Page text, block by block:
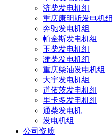
济柴发电机组
重庆康明斯发电机组
奔驰发电机组
帕金斯发电机组
玉柴发电机组
潍柴发电机组
重庆柴油发电机组
大宇发电机组
道依茨发电机组
里卡多发电机组
通柴发电机
发电机组
公司资质